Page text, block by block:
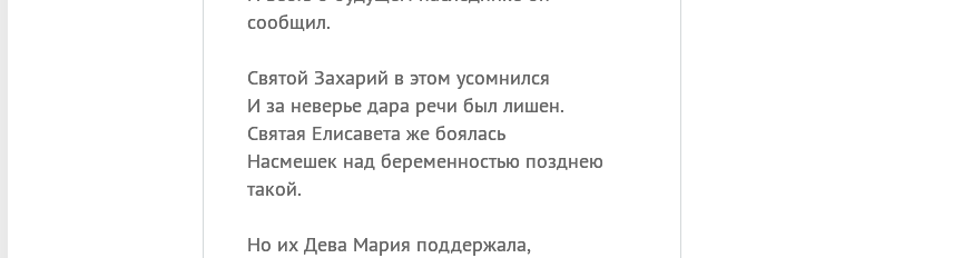
сообщил.
Святой Захарий в этом усомнился
И за неверье дара речи был лишен.
Святая Елисавета же боялась
Насмешек над беременностью позднею
такой.
Но их Дева Мария поддержала,